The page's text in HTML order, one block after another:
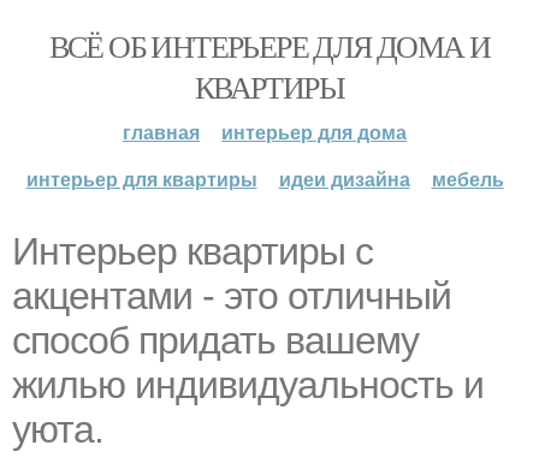
ВСЁ ОБ ИНТЕРЬЕРЕ ДЛЯ ДОМА И
КВАРТИРЫ
главная
интерьер для дома
интерьер для квартиры
идеи дизайна мебель
Интерьер квартиры с
акцентами - это отличный
способ придать вашему
жилью индивидуальность и
уюта.